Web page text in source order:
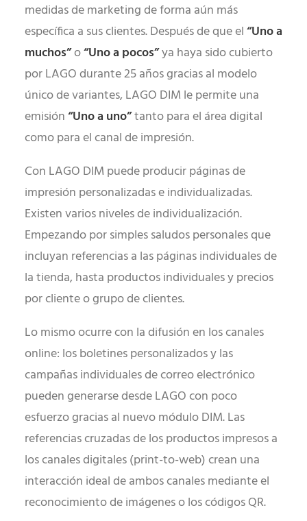
medidas de marketing de forma aún más
específica a sus clientes. Después de que el“Uno a
muchos”o“Uno a pocos”ya haya sido cubierto
por LAGO durante 25 años gracias al modelo
único de variantes, LAGO DIM le permite una
emisión“Uno a uno”tanto para el área digital
como para el canal de impresión.
Con LAGO DIM puede producir páginas de
impresión personalizadas e individualizadas.
Existen varios niveles de individualización.
Empezando por simples saludos personales que
incluyan referencias a las páginas individuales de
la tienda, hasta productos individuales y precios
por cliente o grupo de clientes.
Lo mismo ocurre con la difusión en los canales
online: los boletines personalizados y las
campañas individuales de correo electrónico
pueden generarse desde LAGO con poco
esfuerzo gracias al nuevo módulo DIM. Las
referencias cruzadas de los productos impresos a
los canales digitales (print-to-web) crean una
interacción ideal de ambos canales mediante el
reconocimiento de imágenes o los códigos QR.